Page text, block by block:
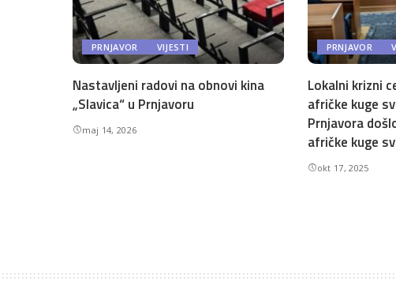
PRNJAVOR VIJESTI
Nastavljeni radovi na obnovi kina
„Slavica“ u Prnjavoru
maj 14, 2026
PRNJAVOR
Lokalni krizni
afričke kuge
Prnjavora
afričke kuge
okt 17, 2025